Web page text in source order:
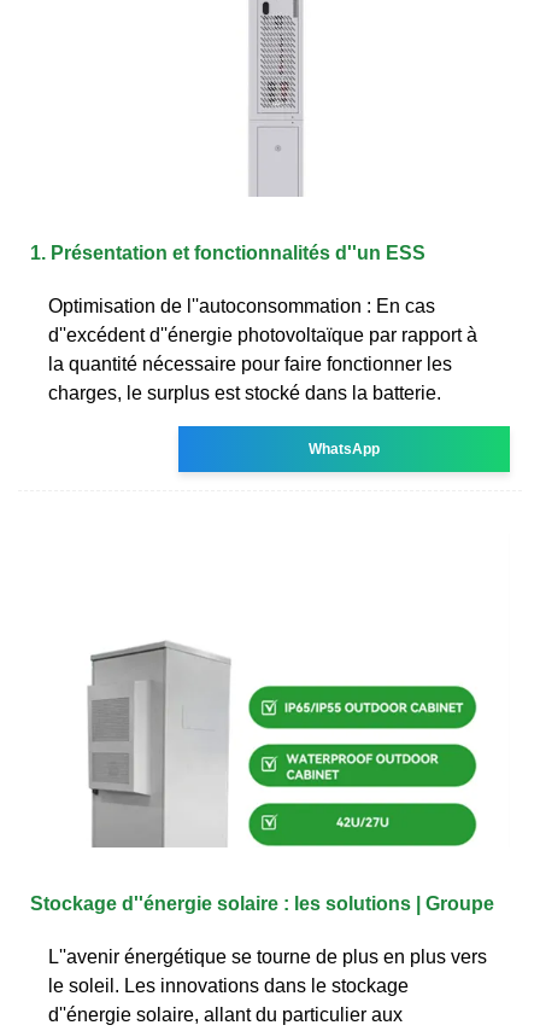
1. Présentation et fonctionnalités d''un ESS
Optimisation de l''autoconsommation : En cas
d''excédent d''énergie photovoltaïque par rapport à
la quantité nécessaire pour faire fonctionner les
charges, le surplus est stocké dans la batterie.
WhatsApp
Stockage d''énergie solaire : les solutions | Groupe
L''avenir énergétique se tourne de plus en plus vers
le soleil. Les innovations dans le stockage
d''énergie solaire, allant du particulier aux